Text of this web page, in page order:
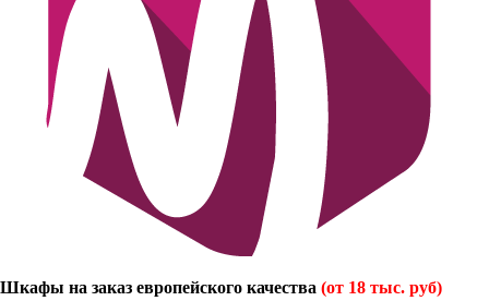
Шкафы на заказ европейского качества (от 18 тыс. руб)